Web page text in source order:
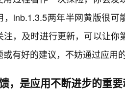
，lnb.1.3.5两年半网黄版很可
注，及时进行更新，可以让
或有好的建议，不妨通过应用
，是应用不断进步的重